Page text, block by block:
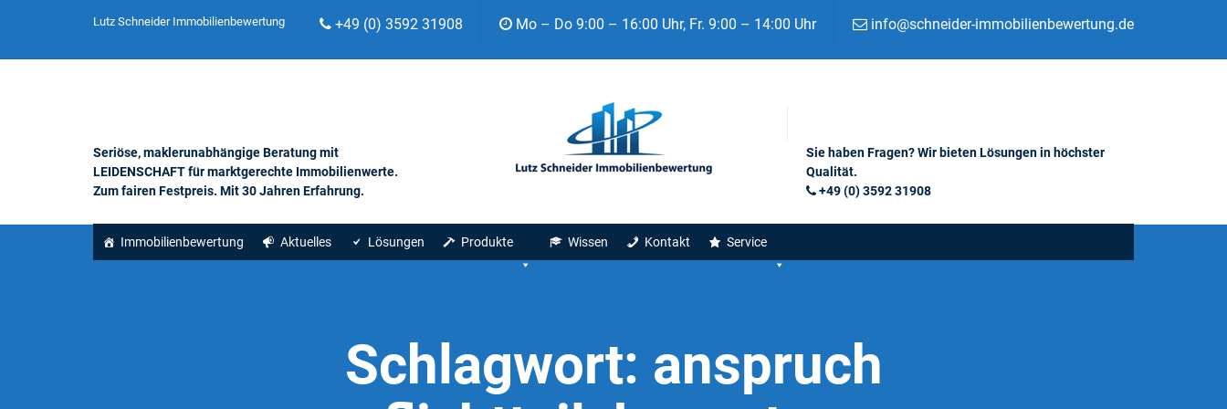
Lutz Schneider Immobilienbewertung +49 (0) 3592 31908 Mo – Do 9:00 – 16:00 Uhr, Fr. 9:00 – 14:00 Uhr info@schneider-immobilienbewertung.de
Seriöse, maklerunabhängige Beratung mit
LEIDENSCHAFT für marktgerechte Immobilienwerte.
Zum fairen Festpreis. Mit 30 Jahren Erfahrung.
Sie haben Fragen? Wir bieten Lösungen in höchster
Qualität.
+49 (0) 3592 31908
Immobilienbewertung Aktuelles Lösungen Produkte Wissen Kontakt Service
Schlagwort: anspruch